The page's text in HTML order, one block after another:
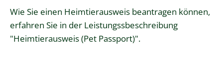
Wie Sie einen Heimtierausweis beantragen können,
erfahren Sie in der Leistungssbeschreibung
"Heimtierausweis (Pet Passport)".